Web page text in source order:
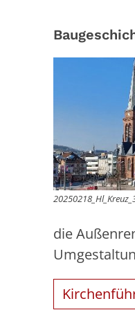
die